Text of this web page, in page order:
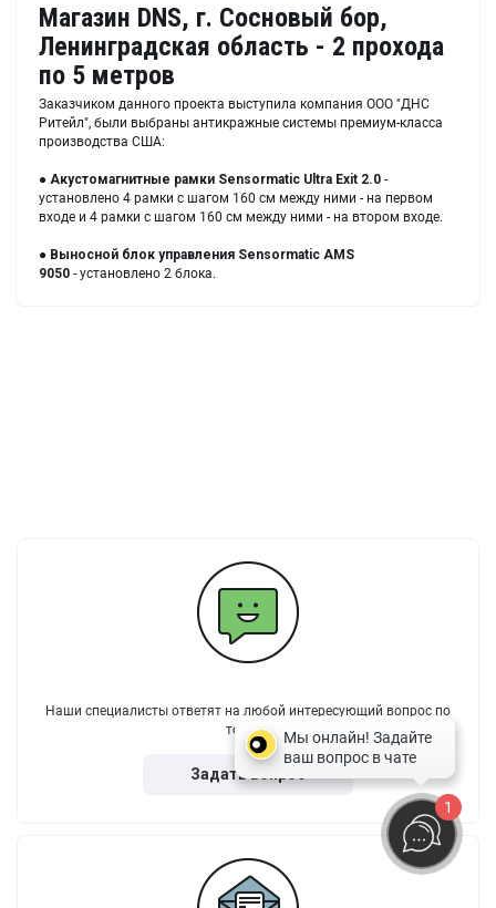
Магазин DNS, г. Сосновый бор,
Ленинградская область - 2 прохода
по 5 метров
Заказчиком данного проекта выступила компания ООО "ДНС
Ритейл", были выбраны антикражные системы премиум-класса
производства США:
● Акустомагнитные рамки Sensormatic Ultra Exit 2.0 -
установлено 4 рамки с шагом 160 см между ними - на первом
входе и 4 рамки с шагом 160 см между ними - на втором входе.
● Выносной блок управления Sensormatic AMS
9050 - установлено 2 блока.
Наши специалисты ответят на любой интересующий вопрос по
товару
Задать вопрос
1